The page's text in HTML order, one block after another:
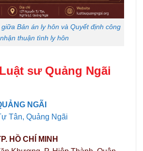
Bản án ly hôn và Quyết định công
nhận thuận tình ly hôn
Luật sư Quảng Ngãi
NGÃI
Tân, Quảng Ngãi
HỒ CHÍ MINH